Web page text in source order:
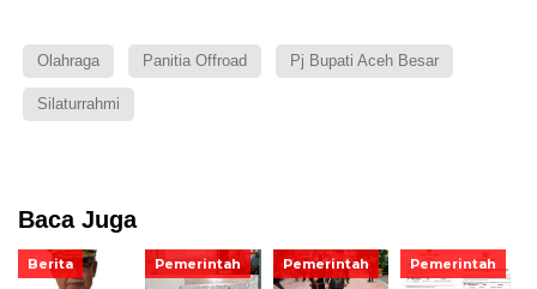
Olahraga Panitia Offroad Pj Bupati Aceh Besar
Silaturrahmi
Baca Juga
Berita Pemerintah Pemerintah Pemerintah